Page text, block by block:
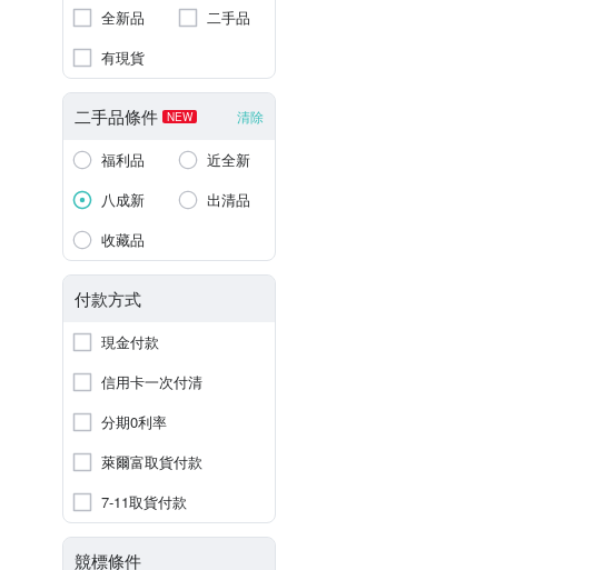
全新品
二手品
有現貨
二手品條件 NEW 清除
福利品
近全新
八成新
出清品
收藏品
付款方式
現金付款
信用卡一次付清
分期0利率
萊爾富取貨付款
7-11取貨付款
競標條件